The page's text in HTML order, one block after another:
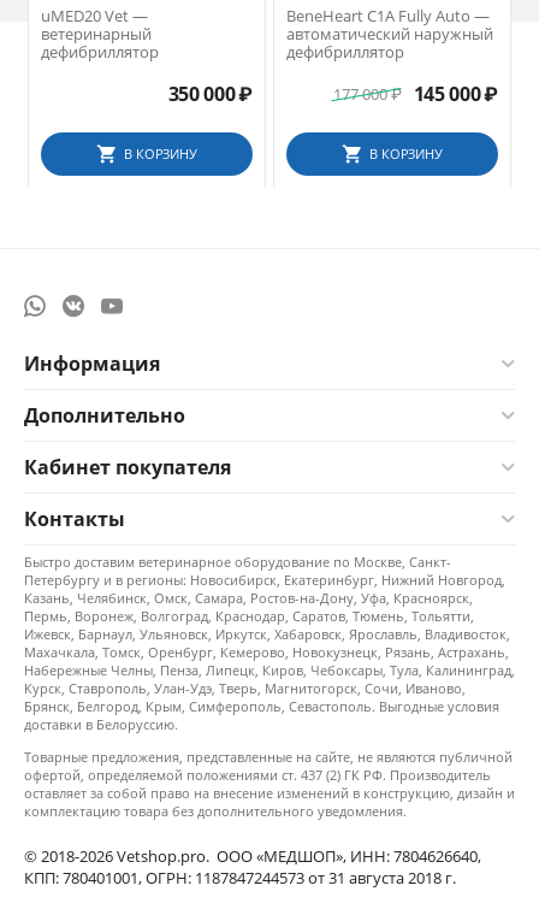
uMED20 Vet —
ветеринарный
дефибриллятор
350 000₽
В КОРЗИНУ
BeneHeart C1A Fully Auto —
автоматический наружный
дефибриллятор
177 000₽ 145 000₽
В КОРЗИНУ
Информация
Дополнительно
Кабинет покупателя
Контакты
Быстро доставим ветеринарное оборудование по Москве, Санкт-
Петербургу и в регионы: Новосибирск, Екатеринбург, Нижний Новгород,
Казань, Челябинск, Омск, Самара, Ростов-на-Дону, Уфа, Красноярск,
Пермь, Воронеж, Волгоград, Краснодар, Саратов, Тюмень, Тольятти,
Ижевск, Барнаул, Ульяновск, Иркутск, Хабаровск, Ярославль, Владивосток,
Махачкала, Томск, Оренбург, Кемерово, Новокузнецк, Рязань, Астрахань,
Набережные Челны, Пенза, Липецк, Киров, Чебоксары, Тула, Калининград,
Курск, Ставрополь, Улан-Удэ, Тверь, Магнитогорск, Сочи, Иваново,
Брянск, Белгород, Крым, Симферополь, Севастополь. Выгодные условия
доставки в Белоруссию.
Товарные предложения, представленные на сайте, не являются публичной
офертой, определяемой положениями ст. 437 (2) ГК РФ. Производитель
оставляет за собой право на внесение изменений в конструкцию, дизайн и
комплектацию товара без дополнительного уведомления.
© 2018-2026 Vetshop.pro. ООО «МЕДШОП», ИНН: 7804626640,
КПП: 780401001, ОГРН: 1187847244573 от 31 августа 2018 г.